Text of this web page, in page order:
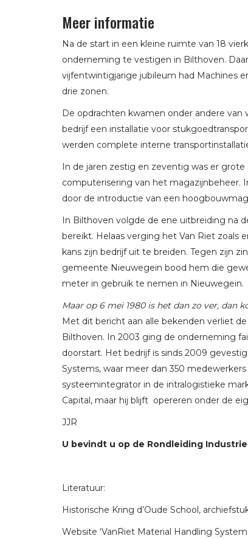
Meer informatie
Na de start in een kleine ruimte van 18
onderneming te vestigen in Bilthoven.
vijfentwintigjarige jubileum had Machines
drie zonen.
De opdrachten kwamen onder andere van
bedrijf een installatie voor
werden complete interne
In de jaren zestig en zeventig was er
computerisering van het magazijnbeheer.
door de introductie van een
In Bilthoven volgde de ene uitbreiding na
bereikt. Helaas verging het Van Riet zoals
kans zijn bedrijf uit te breiden. Tegen zijn
gemeente Nieuwegein bood hem die
meter in gebruik te nemen in Nieuwegein.
Maar op 6 mei 1980 is het dan zo ver, dan
Met dit bericht aan alle bekenden verliet
Bilthoven. In 2003 ging de onderneming
doorstart. Het bedrijf is sinds 2009
Systems, waar meer dan 350
systeemintegrator in de intralogistieke
Capital, maar hij blijft opereren onder de
JJR
U bevindt u op de Rondleiding
Literatuur:
Historische Kring d’Oude School,
Website ‘VanRiet Material Handling